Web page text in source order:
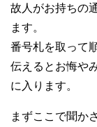
故人がお持ちの
ます。
番号札を取って
伝えるとお悔や
に入ります。
まずここで聞か